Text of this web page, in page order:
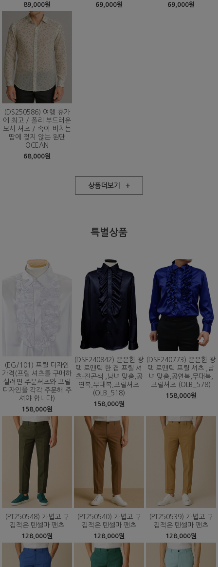
89,000원 69,000원 69,000원
(DS250586) 여행 휴가
에 최고 / 폴리 부드러운
모시 셔츠 / 속이 비치는
땀에 젖지 않는 원단
OCEAN
68,000원
상품더보기 +
특별상품
(EG/101) 프릴 디자인
가격(프릴 셔츠를 구매하
실려면 주문셔츠와 프릴
디자인을 각각 주문해 주
셔야 합니다)
158,000원
(DSF240842) 은은한 광
택 로맨틱 한 겹 프릴 셔
츠-진곤색 ,남녀 맞춤,공
연복,무대복,프릴셔츠
(OLB_518)
158,000원
(DSF240773) 은은한 광
택 로맨틱 프릴 셔츠 ,남
녀 맞춤,공연복,무대복,
프릴셔츠 (OLB_578)
158,000원
(PT250548) 가볍고 구
김적은 텐셀마 팬츠
128,000원
(PT250540) 가볍고 구
김적은 텐셀마 팬츠
128,000원
(PT250539) 가볍고 구
김적은 텐셀마 팬츠
128,000원